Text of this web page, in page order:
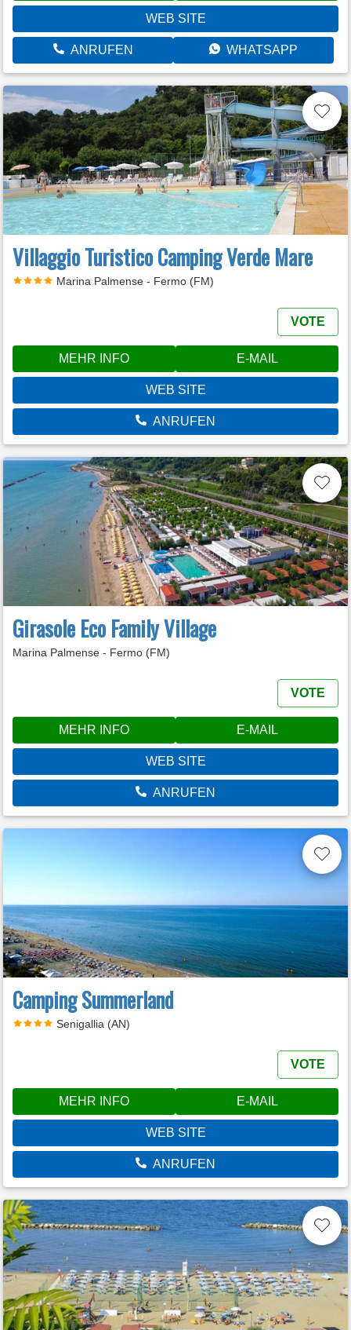
WEB SITE
ANRUFEN WHATSAPP
Villaggio Turistico Camping Verde Mare
Marina Palmense - Fermo (FM)
VOTE
MEHR INFO E-MAIL
WEB SITE
ANRUFEN
Girasole Eco Family Village
Marina Palmense - Fermo (FM)
VOTE
MEHR INFO E-MAIL
WEB SITE
ANRUFEN
Camping Summerland
Senigallia (AN)
VOTE
MEHR INFO E-MAIL
WEB SITE
ANRUFEN